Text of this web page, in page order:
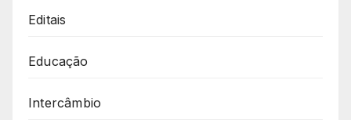
Editais
Educação
Intercâmbio